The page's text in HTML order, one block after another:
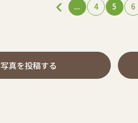
... 4 5 6
写真を投稿する